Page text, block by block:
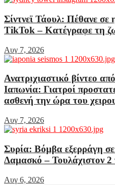
Σίντνεϊ Τάουλ: Πέθανε σε
TikTok – Kατέγραφε τη
Αυγ 7, 2026
Ανατριχιαστικό βίντεο
Ιαπωνία: Γιατροί
ασθενή την ώρα του
Αυγ 7, 2026
Συρία: Βόμβα εξερράγη
Δαμασκό – Τουλάχιστον 2
Αυγ 6, 2026